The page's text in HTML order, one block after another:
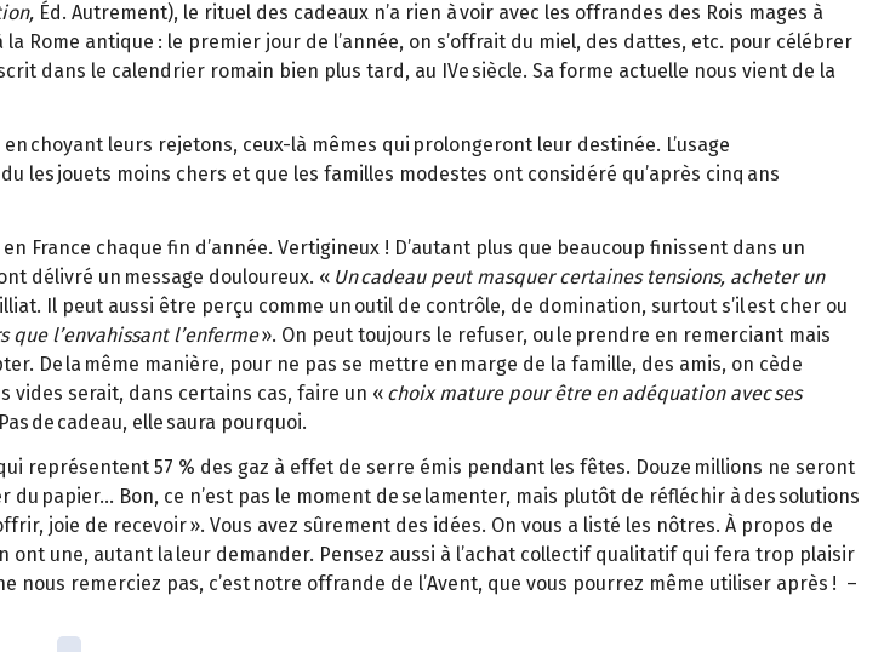
Éd. Autrement), le rituel des cadeaux n’a rien à voir avec les offrandes des Rois mages à
Rome antique : le premier jour de l’année, on s’offrait du miel, des dattes, etc. pour célébrer
dans le calendrier romain bien plus tard, au IVe siècle. Sa forme actuelle nous vient de la
choyant leurs rejetons, ceux-là mêmes qui prolongeront leur destinée. L’usage
les jouets moins chers et que les familles modestes ont considéré qu’après cinq ans
France chaque fin d’année. Vertigineux ! D’autant plus que beaucoup finissent dans un
délivré un message douloureux. « Un cadeau peut masquer certaines tensions, acheter un
Il peut aussi être perçu comme un outil de contrôle, de domination, surtout s’il est cher ou
l’envahissant l’enferme». On peut toujours le refuser, ou le prendre en remerciant mais
De la même manière, pour ne pas se mettre en marge de la famille, des amis, on cède
vides serait, dans certains cas, faire un « choix mature pour être en adéquation avec ses
de cadeau, elle saura pourquoi.
représentent 57 % des gaz à effet de serre émis pendant les fêtes. Douze millions ne seront
papier… Bon, ce n’est pas le moment de se lamenter, mais plutôt de réfléchir à des solutions
joie de recevoir ». Vous avez sûrement des idées. On vous a listé les nôtres. À propos de
ont une, autant la leur demander. Pensez aussi à l’achat collectif qualitatif qui fera trop plaisir
nous remerciez pas, c’est notre offrande de l’Avent, que vous pourrez même utiliser après ! –